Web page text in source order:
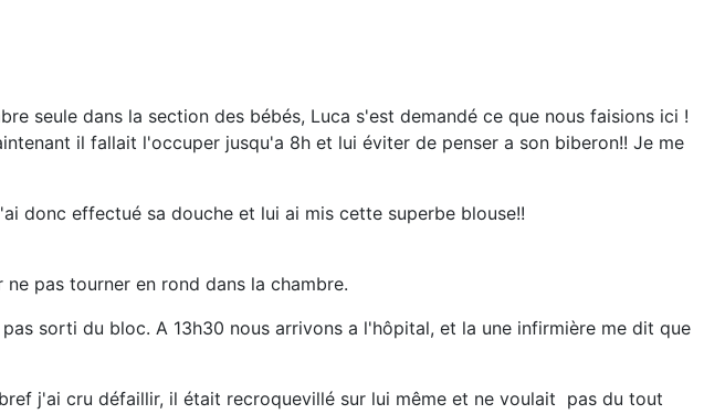
seule dans la section des bébés, Luca s'est demandé ce que nous faisions ici !
il fallait l'occuper jusqu'a 8h et lui éviter de penser a son biberon!! Je me
donc effectué sa douche et lui ai mis cette superbe blouse!!
pas tourner en rond dans la chambre.
sorti du bloc. A 13h30 nous arrivons a l'hôpital, et la une infirmière me dit que
j'ai cru défaillir, il était recroquevillé sur lui même et ne voulait pas du tout